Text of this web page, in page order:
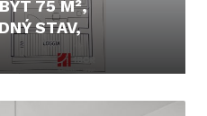
75 M²,
STAV,